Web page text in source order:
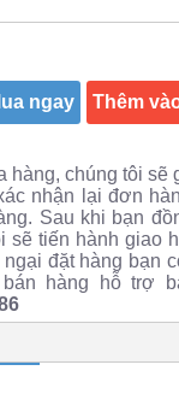
ngay Thêm
hàng, chúng tôi sẽ
nhận lại đơn
Sau khi bạn
sẽ tiến hành giao
đặt hàng bạn
hàng hỗ trợ